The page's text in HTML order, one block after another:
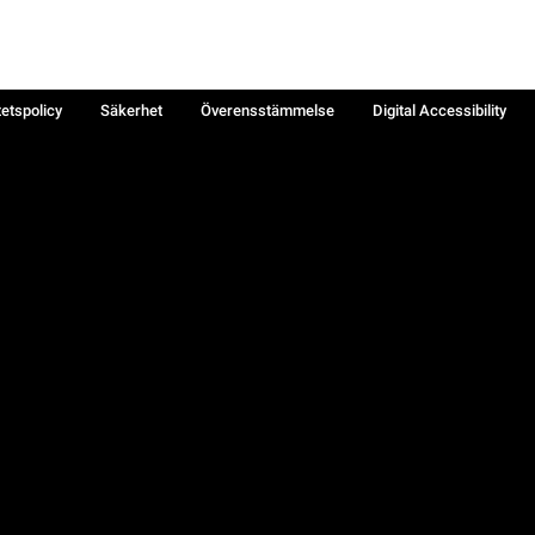
Säkerhet Överensstämmelse
Digital Accessibility